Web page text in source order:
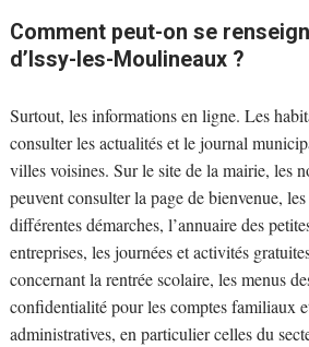
Comment peut-on se
d’Issy-les-Moulineaux ?
Surtout, les informations en ligne. Les
consulter les actualités et le journal
villes voisines. Sur le site de la mairie, les
peuvent consulter la page de bienvenue,
différentes démarches, l’annuaire des
entreprises, les journées et activités
concernant la rentrée scolaire, les menus
confidentialité pour les comptes familiaux
administratives, en particulier celles du